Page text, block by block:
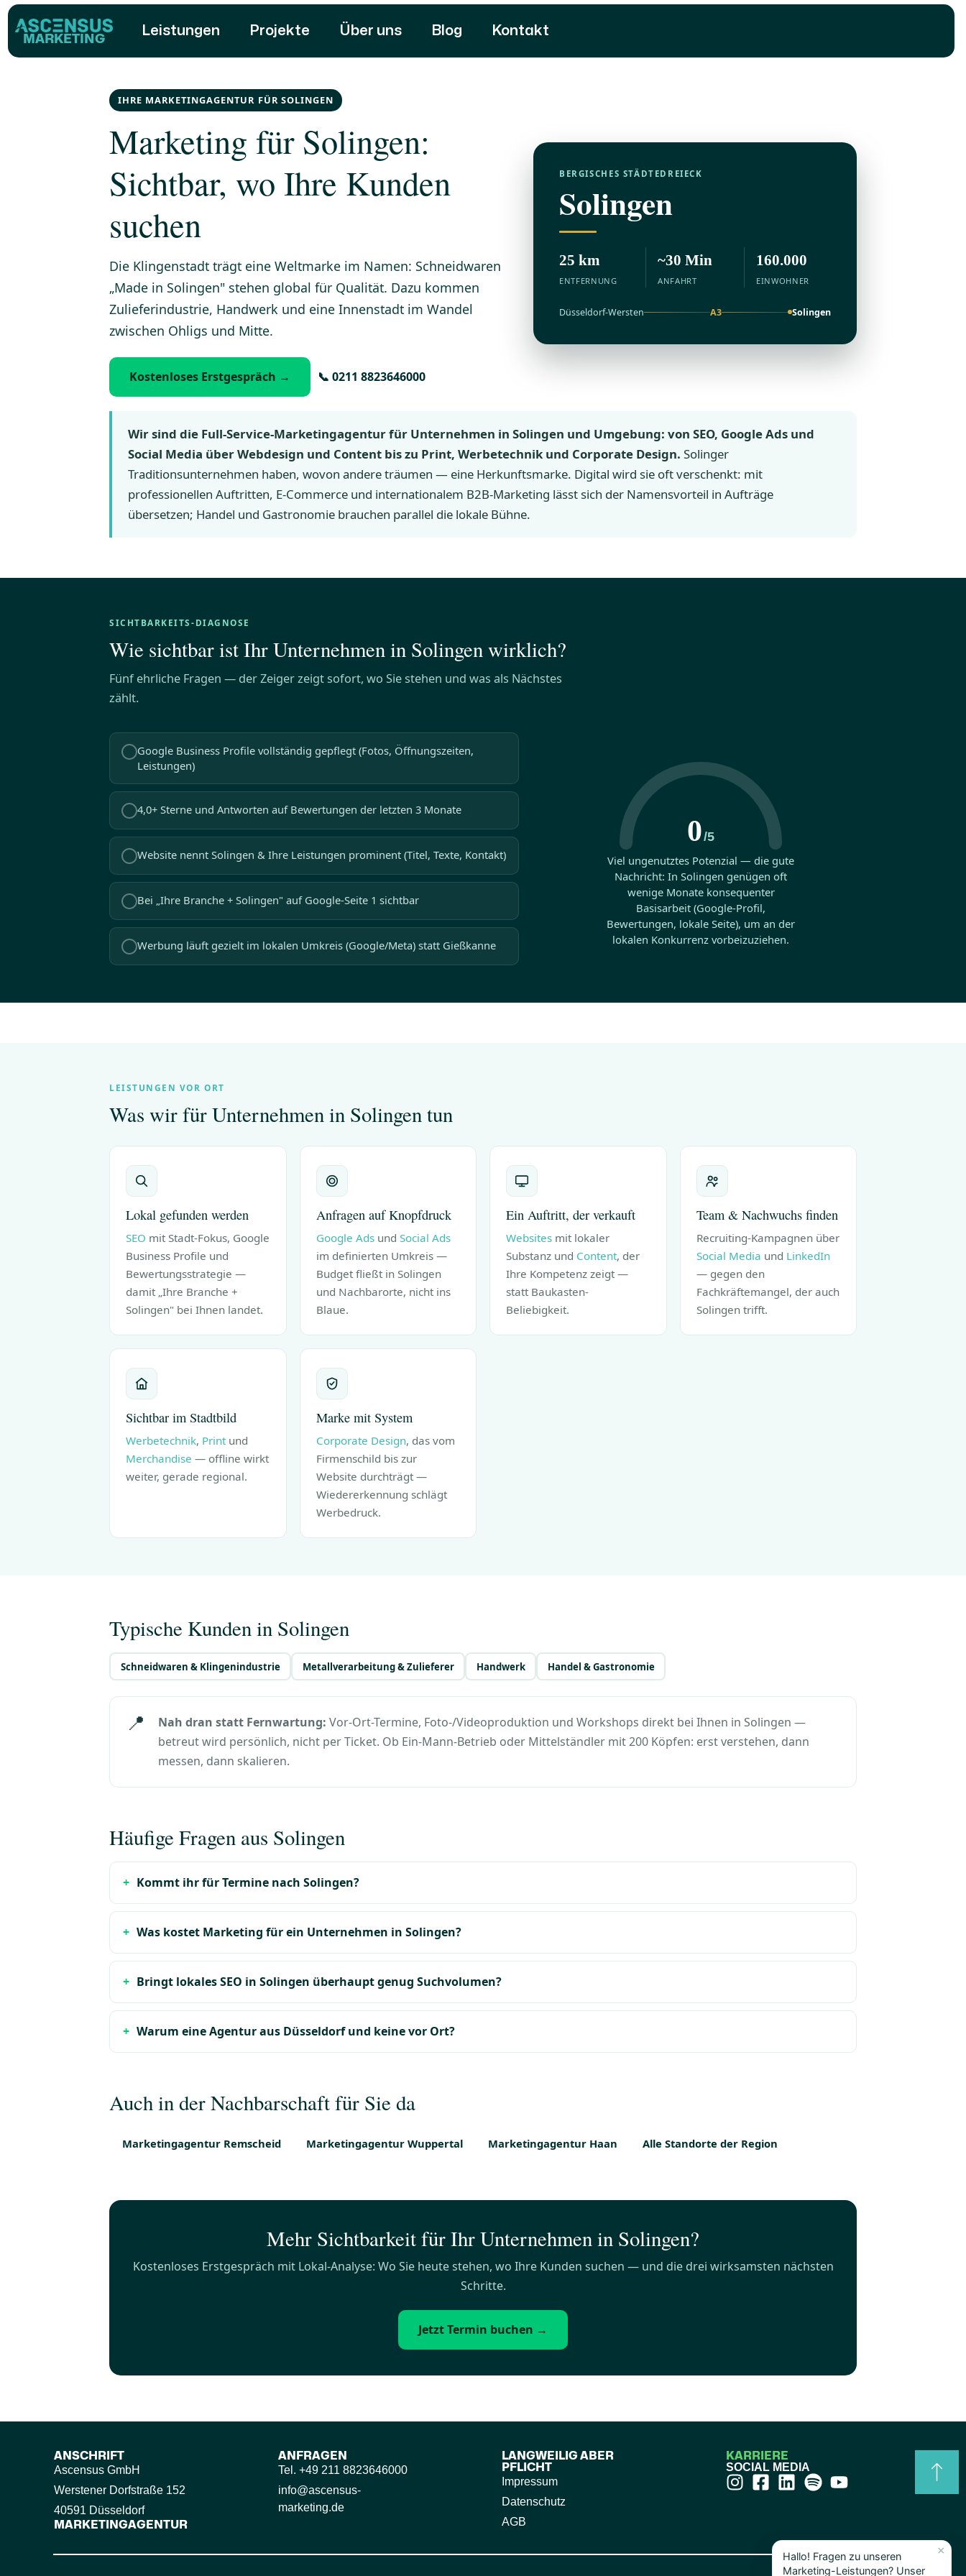
MARKETING
Leistungen Projekte Über uns Blog Kontakt
IHRE MARKETINGAGENTUR FÜR SOLINGEN
Marketing für Solingen:
Sichtbar, wo Ihre Kunden
suchen
Die Klingenstadt trägt eine Weltmarke im Namen: Schneidwaren
„Made in Solingen" stehen global für Qualität. Dazu kommen
Zulieferindustrie, Handwerk und eine Innenstadt im Wandel
zwischen Ohligs und Mitte.
Kostenloses Erstgespräch → 📞 0211 8823646000
BERGISCHES STÄDTEDREIECK
Solingen
25 km
ENTFERNUNG
~30 Min
ANFAHRT
160.000
EINWOHNER
Düsseldorf-Wersten A3 Solingen
Wir sind die Full-Service-Marketingagentur für Unternehmen in Solingen und Umgebung: von SEO, Google Ads und
Social Media über Webdesign und Content bis zu Print, Werbetechnik und Corporate Design. Solinger
Traditionsunternehmen haben, wovon andere träumen — eine Herkunftsmarke. Digital wird sie oft verschenkt: mit
professionellen Auftritten, E-Commerce und internationalem B2B-Marketing lässt sich der Namensvorteil in Aufträge
übersetzen; Handel und Gastronomie brauchen parallel die lokale Bühne.
SICHTBARKEITS-DIAGNOSE
Wie sichtbar ist Ihr Unternehmen in Solingen wirklich?
Fünf ehrliche Fragen — der Zeiger zeigt sofort, wo Sie stehen und was als Nächstes
zählt.
Google Business Profile vollständig gepflegt (Fotos, Öffnungszeiten,
Leistungen)
4,0+ Sterne und Antworten auf Bewertungen der letzten 3 Monate
Website nennt Solingen & Ihre Leistungen prominent (Titel, Texte, Kontakt)
Bei „Ihre Branche + Solingen" auf Google-Seite 1 sichtbar
Werbung läuft gezielt im lokalen Umkreis (Google/Meta) statt Gießkanne
0/5
Viel ungenutztes Potenzial — die gute
Nachricht: In Solingen genügen oft
wenige Monate konsequenter
Basisarbeit (Google-Profil,
Bewertungen, lokale Seite), um an der
lokalen Konkurrenz vorbeizuziehen.
LEISTUNGEN VOR ORT
Was wir für Unternehmen in Solingen tun
Lokal gefunden werden
SEO mit Stadt-Fokus, Google
Business Profile und
Bewertungsstrategie —
damit „Ihre Branche +
Solingen" bei Ihnen landet.
Anfragen auf Knopfdruck
Google Adsund Social Ads
im definierten Umkreis —
Budget fließt in Solingen
und Nachbarorte, nicht ins
Blaue.
Ein Auftritt, der verkauft
Websites mit lokaler
Substanz und Content, der
Ihre Kompetenz zeigt —
statt Baukasten-
Beliebigkeit.
Team & Nachwuchs finden
Recruiting-Kampagnen über
Social Media und LinkedIn
— gegen den
Fachkräftemangel, der auch
Solingen trifft.
Sichtbar im Stadtbild
Werbetechnik, Printund
Merchandise — offline wirkt
weiter, gerade regional.
Marke mit System
Corporate Design, das vom
Firmenschild bis zur
Website durchträgt —
Wiedererkennung schlägt
Werbedruck.
Typische Kunden in Solingen
Schneidwaren & Klingenindustrie Metallverarbeitung & Zulieferer Handwerk Handel & Gastronomie
📍 Nah dran statt Fernwartung: Vor-Ort-Termine, Foto-/Videoproduktion und Workshops direkt bei Ihnen in Solingen —
betreut wird persönlich, nicht per Ticket. Ob Ein-Mann-Betrieb oder Mittelständler mit 200 Köpfen: erst verstehen, dann
messen, dann skalieren.
Häufige Fragen aus Solingen
Kommt ihr für Termine nach Solingen?
Was kostet Marketing für ein Unternehmen in Solingen?
Bringt lokales SEO in Solingen überhaupt genug Suchvolumen?
Warum eine Agentur aus Düsseldorf und keine vor Ort?
Auch in der Nachbarschaft für Sie da
Marketingagentur Remscheid Marketingagentur Wuppertal Marketingagentur Haan Alle Standorte der Region
Mehr Sichtbarkeit für Ihr Unternehmen in Solingen?
Kostenloses Erstgespräch mit Lokal-Analyse: Wo Sie heute stehen, wo Ihre Kunden suchen — und die drei wirksamsten nächsten
Schritte.
Jetzt Termin buchen →
ANSCHRIFT
Ascensus GmbH
Werstener Dorfstraße 152
40591 Düsseldorf
MARKETINGAGENTUR
ANFRAGEN
Tel. +49 211 8823646000
info@ascensus-
marketing.de
LANGWEILIG ABER
PFLICHT
Impressum
Datenschutz
AGB
KARRIERE
SOCIAL MEDIA